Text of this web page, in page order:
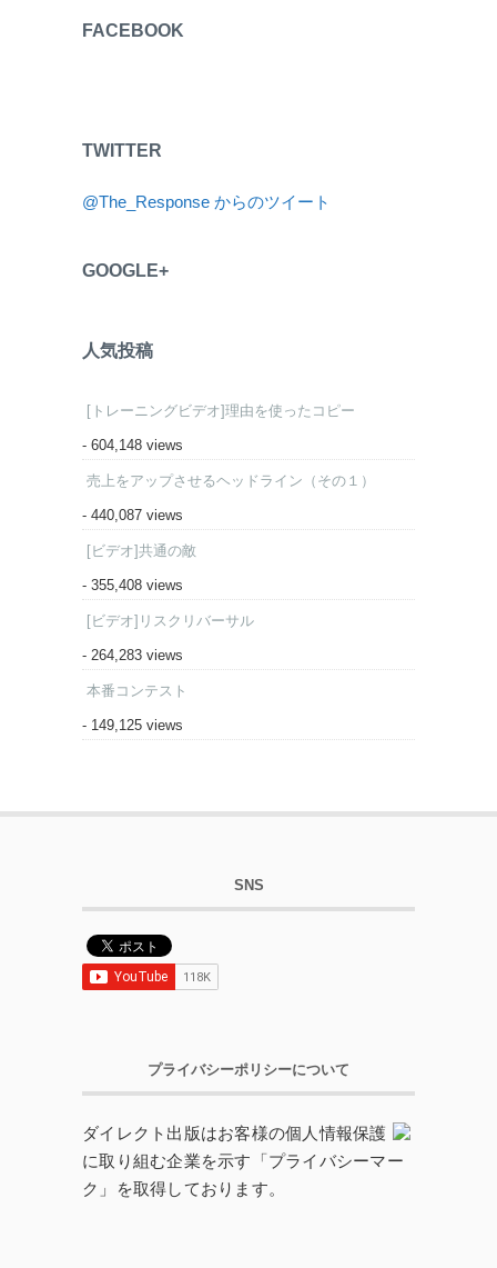
FACEBOOK
TWITTER
@The_Response からのツイート
GOOGLE+
人気投稿
[トレーニングビデオ]理由を使ったコピー
- 604,148 views
売上をアップさせるヘッドライン（その１）
- 440,087 views
[ビデオ]共通の敵
- 355,408 views
[ビデオ]リスクリバーサル
- 264,283 views
本番コンテスト
- 149,125 views
SNS
プライバシーポリシーについて
ダイレクト出版はお客様の個人情報保護
に取り組む企業を示す「プライバシーマー
ク」を取得しております。